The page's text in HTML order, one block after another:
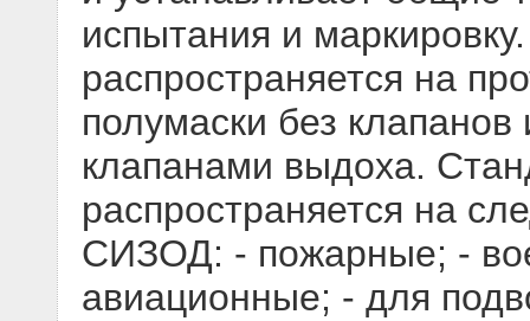
испытания и
распространяется на
полумаски без
клапанами выдоха.
распространяется на
СИЗОД: - пожарные; -
авиационные; - для